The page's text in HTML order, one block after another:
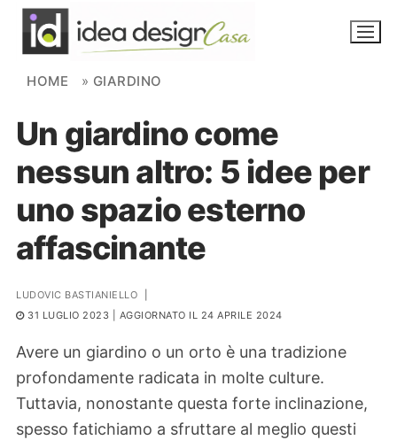
Skip to content
NOVITÀ
AMBIENTI
FAI DA TE
PIANTE
Ortaggio
Search for:
HOME » GIARDINO
Un giardino come
nessun altro: 5 idee per
uno spazio esterno
affascinante
LUDOVIC BASTIANIELLO
31 LUGLIO 2023 | AGGIORNATO IL 24 APRILE 2024
Avere un giardino o un orto è una tradizione
profondamente radicata in molte culture.
Tuttavia, nonostante questa forte inclinazione,
spesso fatichiamo a sfruttare al meglio questi